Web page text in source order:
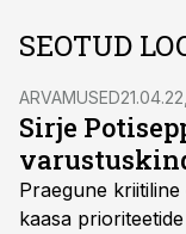
SEOTUD
ARVAMUSED
Sirje
Praegune
kaasa